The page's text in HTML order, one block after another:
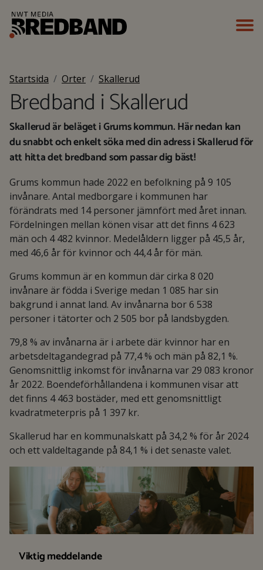
Startsida Orter Skallerud
Bredband i Skallerud
Skallerud är beläget i Grums kommun. Här nedan kan
du snabbt och enkelt söka med din adress i Skallerud för
att hitta det bredband som passar dig bäst!
Grums kommun hade 2022 en befolkning på 9 105
invånare. Antal medborgare i kommunen har
förändrats med 14 personer jämnfört med året innan.
Fördelningen mellan könen visar att det finns 4 623
män och 4 482 kvinnor. Medelåldern ligger på 45,5 år,
med 46,6 år för kvinnor och 44,4 år för män.
Grums kommun är en kommun där cirka 8 020
invånare är födda i Sverige medan 1 085 har sin
bakgrund i annat land. Av invånarna bor 6 538
personer i tätorter och 2 505 bor på landsbygden.
79,8 % av invånarna är i arbete där kvinnor har en
arbetsdeltagandegrad på 77,4 % och män på 82,1 %.
Genomsnittlig inkomst för invånarna var 29 083 kronor
år 2022. Boendeförhållandena i kommunen visar att
det finns 4 463 bostäder, med ett genomsnittligt
kvadratmeterpris på 1 397 kr.
Skallerud har en kommunalskatt på 34,2 % för år 2024
och ett valdeltagande på 84,1 % i det senaste valet.
Viktig meddelande